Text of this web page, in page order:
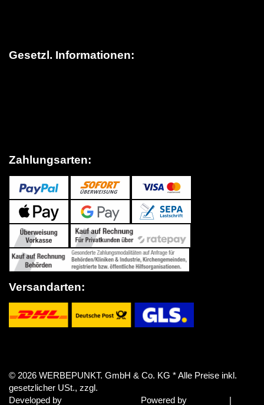
Gesetzl. Informationen:
Zahlungsarten:
Versandarten:
© 2026 WERBEPUNKT. GmbH & Co. KG * Alle Preise inkl.
gesetzlicher USt., zzgl.
Developed by
Powered by